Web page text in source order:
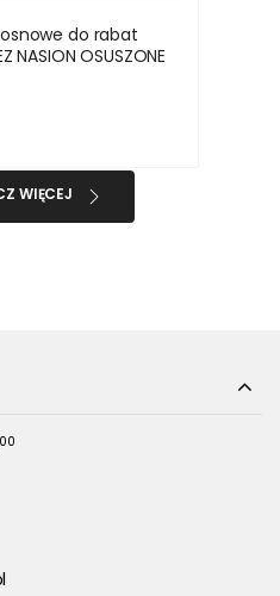
do rabat
NASION OSUSZONE
WIĘCEJ
00